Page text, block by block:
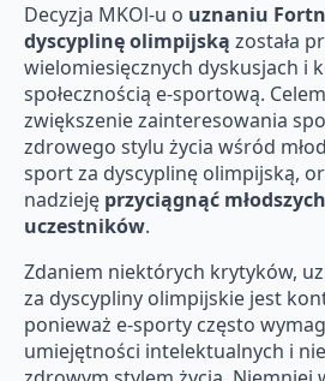
Decyzja MKOl-u o uznaniu
dyscyplinę olimpijską została
wielomiesięcznych dyskusjach i
społecznością e-sportową.
zwiększenie zainteresowania
zdrowego stylu życia wśród
sport za dyscyplinę olimpijską,
nadzieję przyciągnąć
uczestników.
Zdaniem niektórych krytyków,
za dyscypliny olimpijskie jest
ponieważ e-sporty często
umiejętności intelektualnych i nie